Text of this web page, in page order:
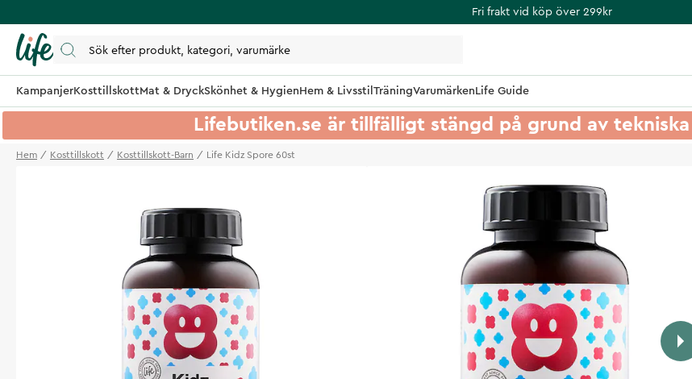
Fri frakt vid köp över 299kr
KampanjerKosttillskottMat & DryckSkönhet & HygienHem & Livsstil TräningVarumärkenLife Guide
Lifebutiken.se är tillfälligt stängd på grund av
Hem Kosttillskott Kosttillskott-Barn Life Kidz Spore 60st